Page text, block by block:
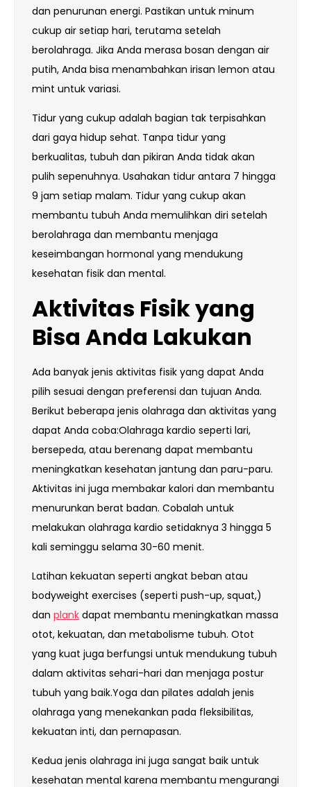
dan penurunan energi. Pastikan untuk minum
cukup air setiap hari, terutama setelah
berolahraga. Jika Anda merasa bosan dengan air
putih, Anda bisa menambahkan irisan lemon atau
mint untuk variasi.
Tidur yang cukup adalah bagian tak terpisahkan
dari gaya hidup sehat. Tanpa tidur yang
berkualitas, tubuh dan pikiran Anda tidak akan
pulih sepenuhnya. Usahakan tidur antara 7 hingga
9 jam setiap malam. Tidur yang cukup akan
membantu tubuh Anda memulihkan diri setelah
berolahraga dan membantu menjaga
keseimbangan hormonal yang mendukung
kesehatan fisik dan mental.
Aktivitas Fisik yang
Bisa Anda Lakukan
Ada banyak jenis aktivitas fisik yang dapat Anda
pilih sesuai dengan preferensi dan tujuan Anda.
Berikut beberapa jenis olahraga dan aktivitas yang
dapat Anda coba:Olahraga kardio seperti lari,
bersepeda, atau berenang dapat membantu
meningkatkan kesehatan jantung dan paru-paru.
Aktivitas ini juga membakar kalori dan membantu
menurunkan berat badan. Cobalah untuk
melakukan olahraga kardio setidaknya 3 hingga 5
kali seminggu selama 30-60 menit.
Latihan kekuatan seperti angkat beban atau
bodyweight exercises (seperti push-up, squat,)
dan plank dapat membantu meningkatkan massa
otot, kekuatan, dan metabolisme tubuh. Otot
yang kuat juga berfungsi untuk mendukung tubuh
dalam aktivitas sehari-hari dan menjaga postur
tubuh yang baik.Yoga dan pilates adalah jenis
olahraga yang menekankan pada fleksibilitas,
kekuatan inti, dan pernapasan.
Kedua jenis olahraga ini juga sangat baik untuk
kesehatan mental karena membantu mengurangi